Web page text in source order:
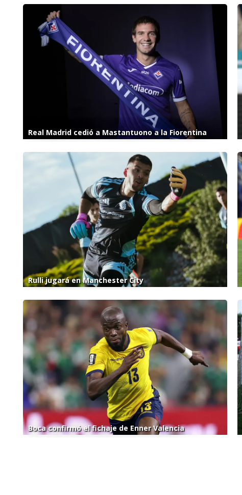
Real Madrid cedió a Mastantuono a la Fiorentina
Rulli jugará en Manchester City
Boca confirmó el fichaje de Enner Valencia